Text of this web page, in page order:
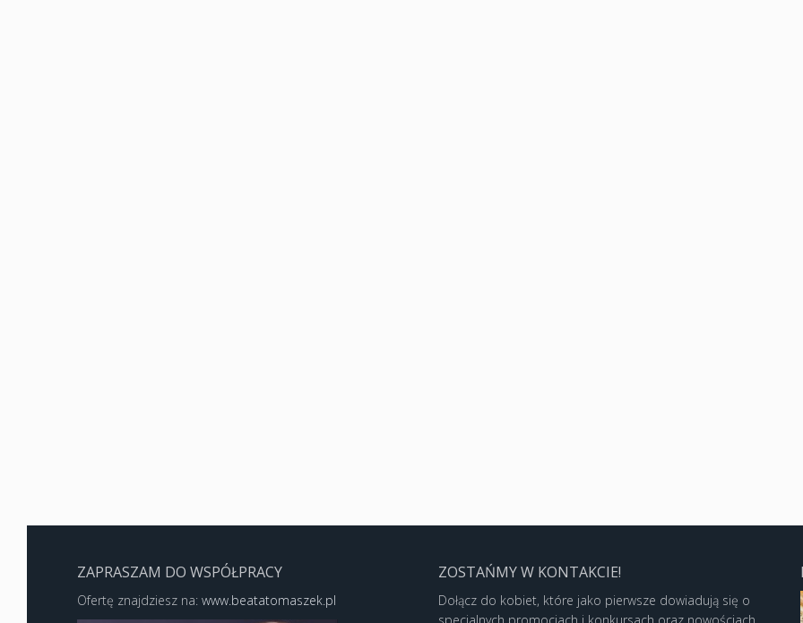
ZAPRASZAM DO WSPÓŁPRACY
Ofertę znajdziesz na: www.beatatomaszek.pl
ZOSTAŃMY W KONTAKCIE!
Dołącz do kobiet, które jako pierwsze dowiadują się o